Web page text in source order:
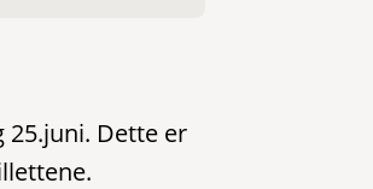
25.juni. Dette er